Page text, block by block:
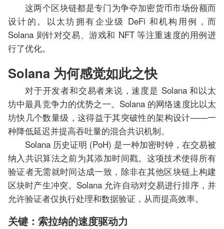
这两个区块链都是专门为争夺加密货币市场份额而
设计的。以太坊拥有企业级 DeFi 和机构用例，而
Solana 则针对交易、游戏和 NFT 等注重速度的用例进
行了优化。
Solana 为何感觉如此之快
对于开发者和交易者来说，速度是 Solana 和以太
坊中最具竞争力的优势之一。Solana 的网络速度比以太
坊快几个数量级，这得益于其突破性的架构设计——一
种降低延迟并提高吞吐量的混合共识机制。
Solana 历史证明 (PoH) 是一种加密时钟，在交易被
纳入共识算法之前为其添加时间戳。这项技术使得所有
验证者无需就时间达成一致，除非在其他区块链上构建
区块时产生冲突。Solana 允许自动对交易进行排序，并
允许验证者仅执行处理和数据验证，从而提高效率。
关键：索拉纳的速度驱动力